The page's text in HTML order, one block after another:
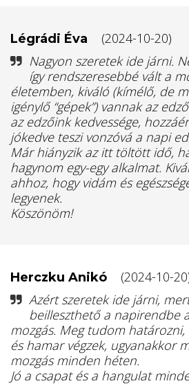
Légrádi Éva
(2024-10-20)
Nagyon szeretek ide járni.
így rendszeresebbé vált a
életemben, kiváló (kímélő, de
igénylő “gépek”) vannak az
az edzőink kedvessége,
jókedve teszi vonzóvá a napi
Már hiányzik az itt töltött idő,
hagynom egy-egy alkalmat.
ahhoz, hogy vidám és
legyenek.
Köszönöm!
Herczku Anikó
(2024-10-
Azért szeretek ide járni,
beilleszthető a napirendbe
mozgás. Meg tudom
és hamar végzek, ugyanakkor
mozgás minden héten.
Jó a csapat és a hangulat